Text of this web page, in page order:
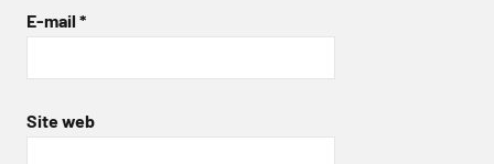
E-mail *
Site web